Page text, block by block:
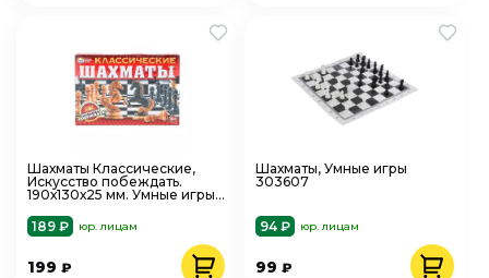
Шахматы Классические,
Искусство побеждать.
190х130х25 мм. Умные игры
189 ₽
юр. лицам
199 ₽
Шахматы, Умные игры
303607
94 ₽ юр. лицам
99₽